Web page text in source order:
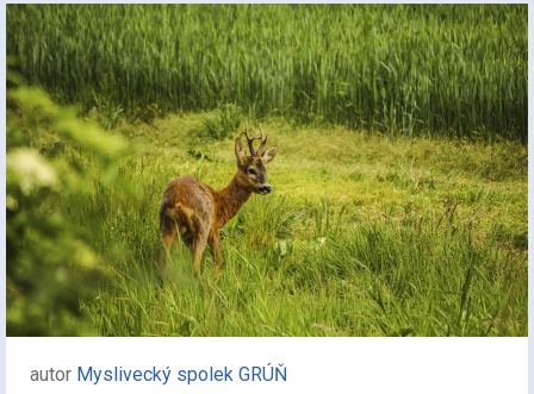
autor Myslivecký spolek GRÚŇ